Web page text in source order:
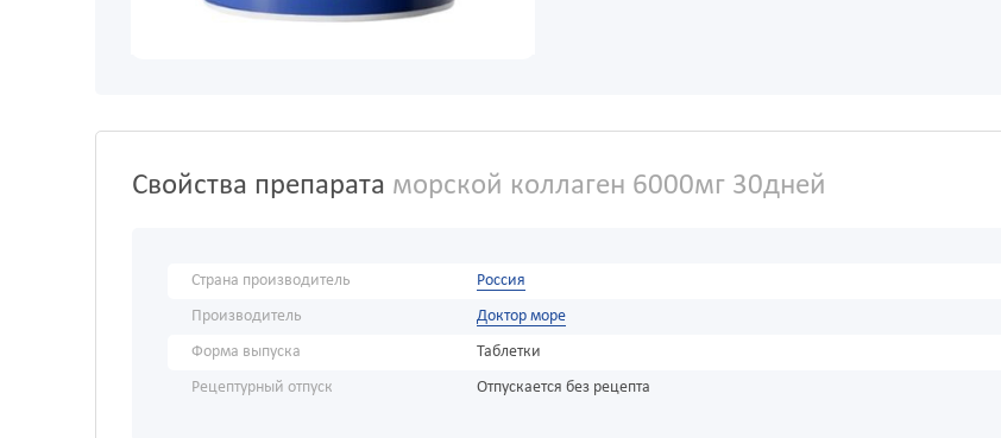
Свойства препарата морской коллаген 6000мг 30дней
Страна производитель
Россия
Производитель
Доктор море
Форма выпуска
Таблетки
Рецептурный отпуск
Отпускается без рецепта